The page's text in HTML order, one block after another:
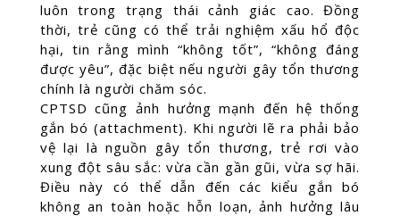
luôn trong trạng thái cảnh giác cao. Đồng
thời, trẻ cũng có thể trải nghiệm xấu hổ độc
hại, tin rằng mình “không tốt”, “không đáng
được yêu”, đặc biệt nếu người gây tổn thương
chính là người chăm sóc.
CPTSD cũng ảnh hưởng mạnh đến hệ thống
gắn bó (attachment). Khi người lẽ ra phải bảo
vệ lại là nguồn gây tổn thương, trẻ rơi vào
xung đột sâu sắc: vừa cần gần gũi, vừa sợ hãi.
Điều này có thể dẫn đến các kiểu gắn bó
không an toàn hoặc hỗn loạn, ảnh hưởng lâu